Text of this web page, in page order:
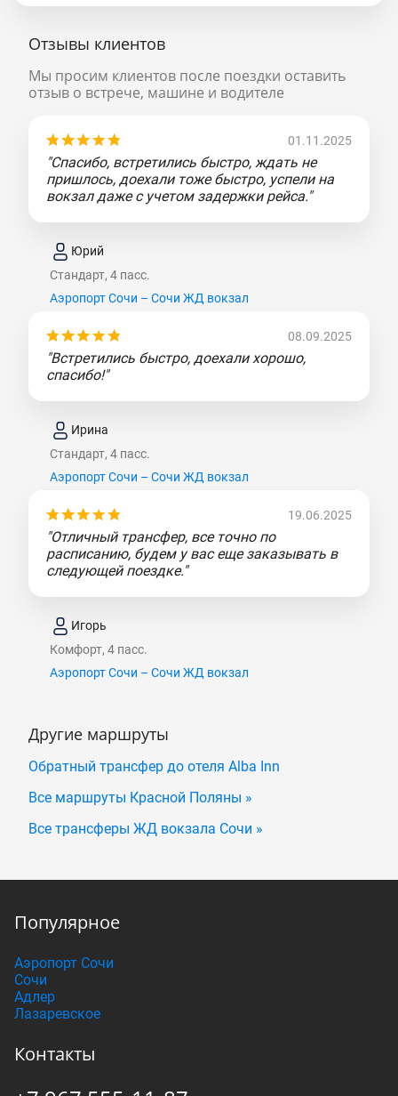
Отзывы клиентов
Мы просим клиентов после поездки оставить
отзыв о встрече, машине и водителе
01.11.2025
"Спасибо, встретились быстро, ждать не
пришлось, доехали тоже быстро, успели на
вокзал даже с учетом задержки рейса."
Юрий
Стандарт, 4 пасс.
Аэропорт Сочи – Сочи ЖД вокзал
08.09.2025
"Встретились быстро, доехали хорошо,
спасибо!"
Ирина
Стандарт, 4 пасс.
Аэропорт Сочи – Сочи ЖД вокзал
19.06.2025
"Отличный трансфер, все точно по
расписанию, будем у вас еще заказывать в
следующей поездке."
Игорь
Комфорт, 4 пасс.
Аэропорт Сочи – Сочи ЖД вокзал
Другие маршруты
Обратный трансфер до отеля Alba Inn
Все маршруты Красной Поляны »
Все трансферы ЖД вокзала Сочи »
Популярное
Аэропорт Сочи
Сочи
Адлер
Лазаревское
Контакты